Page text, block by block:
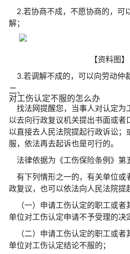
2.若协商不成，不愿协商的，可
解；
【资料图】
3.若调解不成的，可以向劳动仲
二、
对工伤认定不服的怎么办
找法网提醒您，当事人对认定为
以去向行政复议机关提出书面或者
以直接去人民法院提起行政诉讼；
服，依法再去起诉也是可行的。
法律依据为《工伤保险条例》第
有下列情形之一的，有关单位或
政复议，也可以依法向人民法院提
（一）申请工伤认定的职工或
单位对工伤认定申请不予受理的决
（二）申请工伤认定的职工或
单位对工伤认定结论不服的；